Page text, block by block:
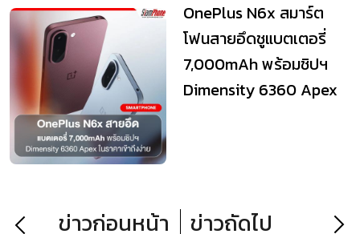
OnePlus N6x สมาร์ต
โฟนสายอึดชูแบตเตอรี่
7,000mAh พร้อมชิปฯ
Dimensity 6360 Apex
ข่าวก่อนหน้า ข่าวถัดไป